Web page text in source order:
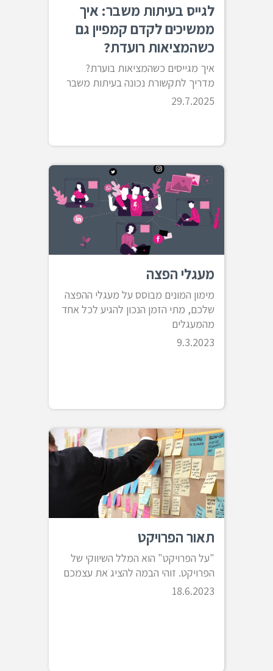
לגייס בעיתות משבר: איך
ממשיכים לקדם קמפיין גם
כשהמציאות רועדת?
איך מגייסים כשהמציאות בוערת?
מדריך לתקשורת נכונה בעיתות משבר
29.7.2025
מעגלי הפצה
מימון המונים מבוסס על מעגלי ההפצה
שלכם, מתי הזמן הנכון להגיע לכל אחד
מהמעגלים
9.3.2023
תאור הפרויקט
"על הפרויקט" הוא המלל השיווקי של
הפרויקט. זוהי הבמה להציג את עצמכם
18.6.2023